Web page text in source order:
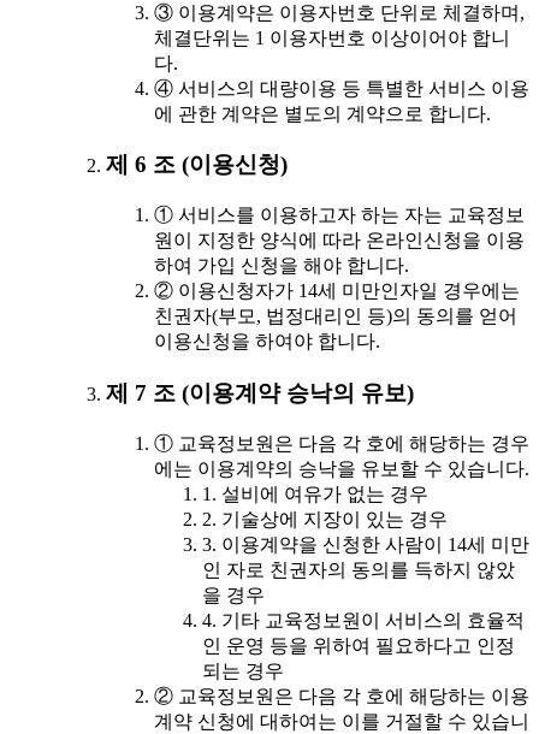
③ 이용계약은 이용자번호 단위로 체결하며,
체결단위는 1 이용자번호 이상이어야 합니
다.
④ 서비스의 대량이용 등 특별한 서비스 이용
에 관한 계약은 별도의 계약으로 합니다.
제 6 조 (이용신청)
① 서비스를 이용하고자 하는 자는 교육정보
원이 지정한 양식에 따라 온라인신청을 이용
하여 가입 신청을 해야 합니다.
② 이용신청자가 14세 미만인자일 경우에는
친권자(부모, 법정대리인 등)의 동의를 얻어
이용신청을 하여야 합니다.
제 7 조 (이용계약 승낙의 유보)
① 교육정보원은 다음 각 호에 해당하는 경우
에는 이용계약의 승낙을 유보할 수 있습니다.
1. 설비에 여유가 없는 경우
2. 기술상에 지장이 있는 경우
3. 이용계약을 신청한 사람이 14세 미만
인 자로 친권자의 동의를 득하지 않았
을 경우
4. 기타 교육정보원이 서비스의 효율적
인 운영 등을 위하여 필요하다고 인정
되는 경우
② 교육정보원은 다음 각 호에 해당하는 이용
계약 신청에 대하여는 이를 거절할 수 있습니